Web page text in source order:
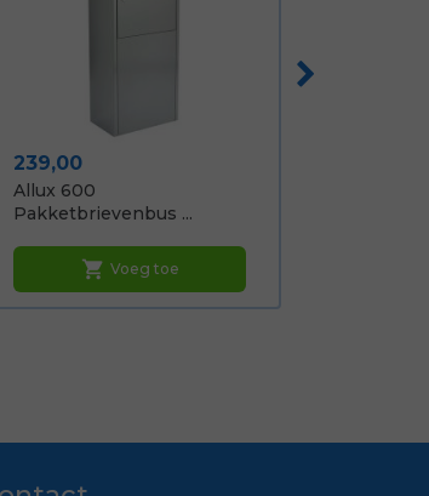
Prijs
239,00
Allux 600
Pakketbrievenbus ...
shopping_cart Voeg toe